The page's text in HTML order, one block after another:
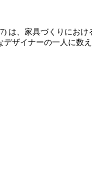
は、家具づくりに
ザイナーの一人に